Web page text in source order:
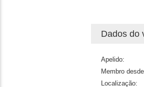
Dados do
Apelido:
Membro
Localização: